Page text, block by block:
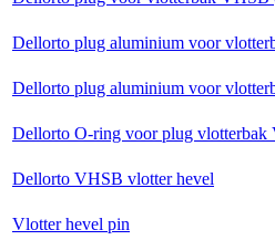
Dellorto plug aluminium voor
Dellorto plug aluminium voor
Dellorto O-ring voor plug vlotterbak
Dellorto VHSB vlotter hevel
Vlotter hevel pin